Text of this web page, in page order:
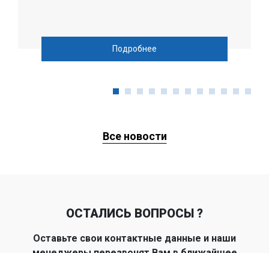
Подробнее
Все новости
ОСТАЛИСЬ ВОПРОСЫ ?
Оставьте свои контактные данные и наши